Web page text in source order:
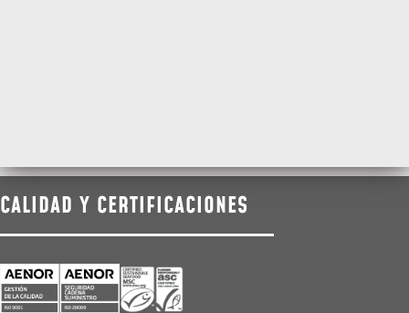
CALIDAD Y CERTIFICACIONES